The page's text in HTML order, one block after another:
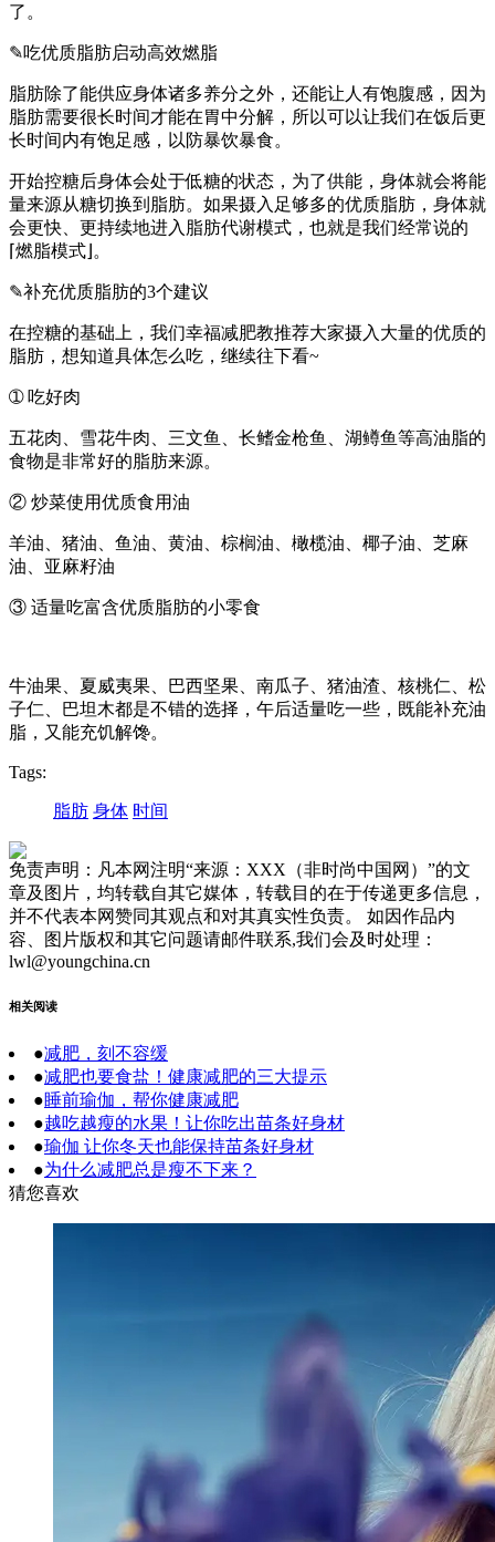
了。
✎吃优质脂肪启动高效燃脂
脂肪除了能供应身体诸多养分之外，还能让人有饱腹感，因为
脂肪需要很长时间才能在胃中分解，所以可以让我们在饭后更
长时间内有饱足感，以防暴饮暴食。
开始控糖后身体会处于低糖的状态，为了供能，身体就会将能
量来源从糖切换到脂肪。如果摄入足够多的优质脂肪，身体就
会更快、更持续地进入脂肪代谢模式，也就是我们经常说的
⌈燃脂模式⌋。
✎补充优质脂肪的3个建议
在控糖的基础上，我们幸福减肥教推荐大家摄入大量的优质的
脂肪，想知道具体怎么吃，继续往下看~
➀ 吃好肉
五花肉、雪花牛肉、三文鱼、长鳍金枪鱼、湖鳟鱼等高油脂的
食物是非常好的脂肪来源。
② 炒菜使用优质食用油
羊油、猪油、鱼油、黄油、棕榈油、橄榄油、椰子油、芝麻
油、亚麻籽油
③ 适量吃富含优质脂肪的小零食
牛油果、夏威夷果、巴西坚果、南瓜子、猪油渣、核桃仁、松
子仁、巴坦木都是不错的选择，午后适量吃一些，既能补充油
脂，又能充饥解馋。
Tags:
脂肪 身体 时间
免责声明：凡本网注明“来源：XXX（非时尚中国网）”的文
章及图片，均转载自其它媒体，转载目的在于传递更多信息，
并不代表本网赞同其观点和对其真实性负责。 如因作品内
容、图片版权和其它问题请邮件联系,我们会及时处理：
lwl@youngchina.cn
相关阅读
●减肥，刻不容缓
●减肥也要食盐！健康减肥的三大提示
●睡前瑜伽，帮你健康减肥
●越吃越瘦的水果！让你吃出苗条好身材
●瑜伽 让你冬天也能保持苗条好身材
●为什么减肥总是瘦不下来？
猜您喜欢